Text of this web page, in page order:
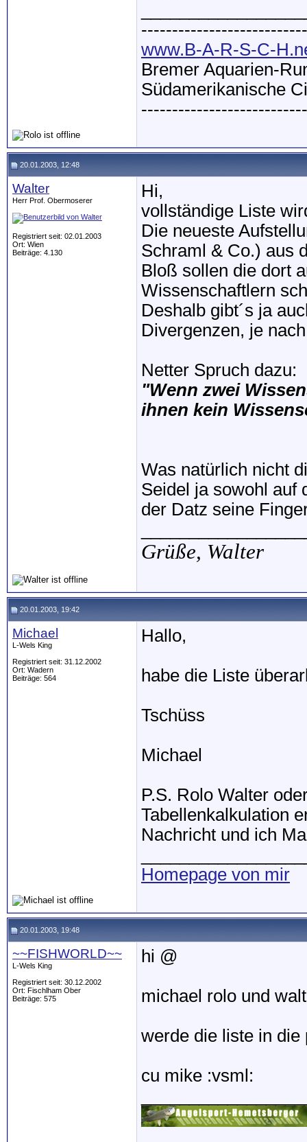
www.B-A-R-S-C-
Bremer Aquarien-
Südamerikanische
20.01.2003, 12:48
Walter
Herr Prof. Obermoserer
Registriert seit: 02.01.2003
Ort: Wien
Beiträge: 4.130
Hi,
vollständige Liste
Die neueste
Schraml & Co.) aus
Bloß sollen die dort
Wissenschaftlern
Deshalb gibt´s ja
Divergenzen, je
Netter Spruch dazu:
"Wenn zwei
ihnen kein
Was natürlich nicht
Seidel ja sowohl auf
der Datz seine
Grüße, Walter
20.01.2003, 19:42
Michael
L-Wels King
Registriert seit: 31.12.2002
Ort: Wadern
Beiträge: 564
Hallo,
habe die Liste
Tschüss
Michael
P.S. Rolo Walter
Tabellenkalkulation
Nachricht und ich
Homepage von mir
20.01.2003, 19:48
~~FISHWORLD~~
L-Wels King
Registriert seit: 30.12.2002
Ort: Fischlham Ober
Beiträge: 575
hi @
michael rolo und
werde die liste in die
cu mike :vsml: